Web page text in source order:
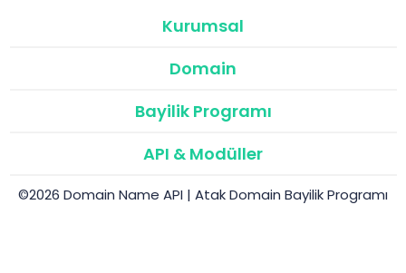
Kurumsal
Domain
Bayilik Programı
API & Modüller
©2026 Domain Name API | Atak Domain Bayilik Programı